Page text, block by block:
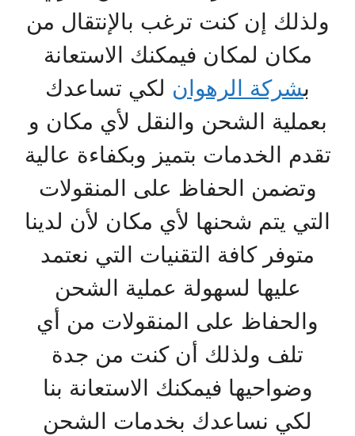
ولذلك إن كنت ترغب بالإنتقال من
مكان لمكان فيمكنك الاستعانة
بشركة الرهوان لكي تساعدك
بعملية الشحن والنقل لأي مكان و
تقدم الخدمات بتميز وبكفاءة عالية
وتضمن الحفاظ على المنقولات
التي يتم شحنها لأي مكان لأن لدينا
متوفر كافة التقنيات التي نعتمد
عليها لسهولة عملية الشحن
والحفاظ على المنقولات من أي
تلف ولذلك أن كنت من جدة
وضواحيها فيمكنك الاستعانة بنا
لكي نساعدك بخدمات الشحن